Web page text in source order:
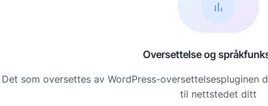
Oversettelse og
Det som oversettes av WordPress-oversettelsespluginen
til nettstedet ditt